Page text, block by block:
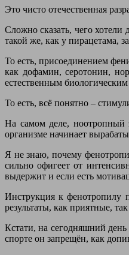
Это чисто отечественная
Сложно сказать, чего хотели
такой же, как у пирацетама,
То есть, присоединением
как дофамин, серотонин,
естественным
То есть, всё понятно –
На самом деле, ноотропный
организме начинает
Я не знаю, почему
сильно офигеет от
выдержит и если есть
Инструкция к фенотропилу
результаты, как приятные,
Кстати, на сегодняшний день
спорте он запрещён, как